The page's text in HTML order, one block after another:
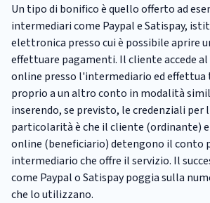
Un tipo di bonifico è quello offerto ad
intermediari come Paypal e Satispay,
elettronica presso cui è possibile aprire
effettuare pagamenti. Il cliente accede
online presso l'intermediario ed
proprio a un altro conto in modalità
inserendo, se previsto, le credenziali per
particolarità è che il cliente (ordinante)
online (beneficiario) detengono il conto
intermediario che offre il servizio. Il
come Paypal o Satispay poggia sulla
che lo utilizzano.